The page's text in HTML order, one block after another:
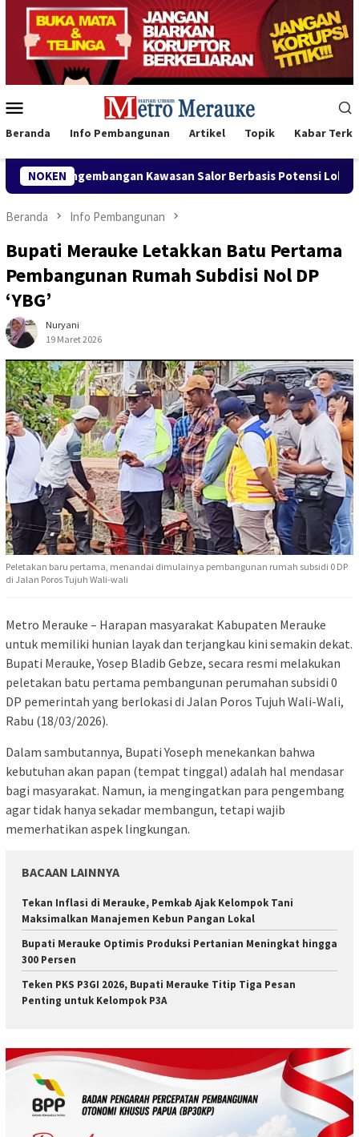
Loncat
konten
Mobile
Beranda Info Pembangunan Artikel Topik Kabar
NOKEN
Kawasan Salor Berbasis Potensi Lokal Bank
Beranda Info Pembangunan
Bupati Merauke Letakkan Batu Pertama
Pembangunan Rumah Subdisi Nol DP
‘YBG’
Nuryani
19 Maret 2026
Peletakan baru pertama, menandai dimulainya pembangunan rumah subsidi 0 DP
di Jalan Poros Tujuh Wali-wali
Metro Merauke – Harapan masyarakat Kabupaten Merauke
untuk memiliki hunian layak dan terjangkau kini semakin dekat.
Bupati Merauke, Yosep Bladib Gebze, secara resmi melakukan
peletakan batu pertama pembangunan perumahan subsidi 0
DP pemerintah yang berlokasi di Jalan Poros Tujuh Wali-Wali,
Rabu (18/03/2026).
​Dalam sambutannya, Bupati Yoseph menekankan bahwa
kebutuhan akan papan (tempat tinggal) adalah hal mendasar
bagi masyarakat. Namun, ia mengingatkan para pengembang
agar tidak hanya sekadar membangun, tetapi wajib
memerhatikan aspek lingkungan.
BACAAN LAINNYA
Tekan Inflasi di Merauke, Pemkab Ajak Kelompok Tani
Maksimalkan Manajemen Kebun Pangan Lokal
Bupati Merauke Optimis Produksi Pertanian Meningkat hingga
300 Persen
Teken PKS P3GI 2026, Bupati Merauke Titip Tiga Pesan
Penting untuk Kelompok P3A